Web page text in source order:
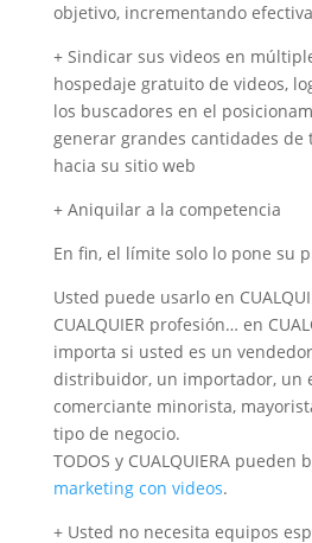
objetivo, incrementando
+ Sindicar sus videos en
hospedaje gratuito de videos,
los buscadores en el
generar grandes cantidades de
hacia su sitio web
+ Aniquilar a la competencia
En fin, el límite solo lo pone su
Usted puede usarlo en
CUALQUIER profesión… en
importa si usted es un
distribuidor, un importador, un
comerciante minorista,
tipo de negocio.
TODOS y CUALQUIERA pueden
marketing con videos.
+ Usted no necesita equipos